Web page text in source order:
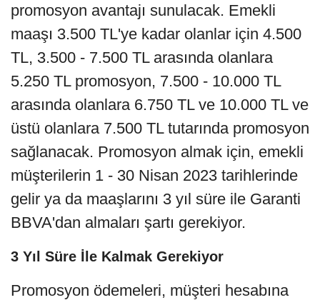
promosyon avantajı sunulacak. Emekli
maaşı 3.500 TL'ye kadar olanlar için 4.500
TL, 3.500 - 7.500 TL arasında olanlara
5.250 TL promosyon, 7.500 - 10.000 TL
arasında olanlara 6.750 TL ve 10.000 TL ve
üstü olanlara 7.500 TL tutarında promosyon
sağlanacak. Promosyon almak için, emekli
müşterilerin 1 - 30 Nisan 2023 tarihlerinde
gelir ya da maaşlarını 3 yıl süre ile Garanti
BBVA'dan almaları şartı gerekiyor.
3 Yıl Süre İle Kalmak Gerekiyor
Promosyon ödemeleri, müşteri hesabına